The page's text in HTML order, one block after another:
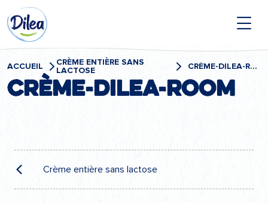
Passer
au
contenu
Dilea
Zero
Lactose
ACCUEIL
CRÈME ENTIÈRE SANS
LACTOSE
CRÈME-DILEA-ROOM
crème-Dilea-Room
Navigation
de
l’article
Crème entière sans lactose